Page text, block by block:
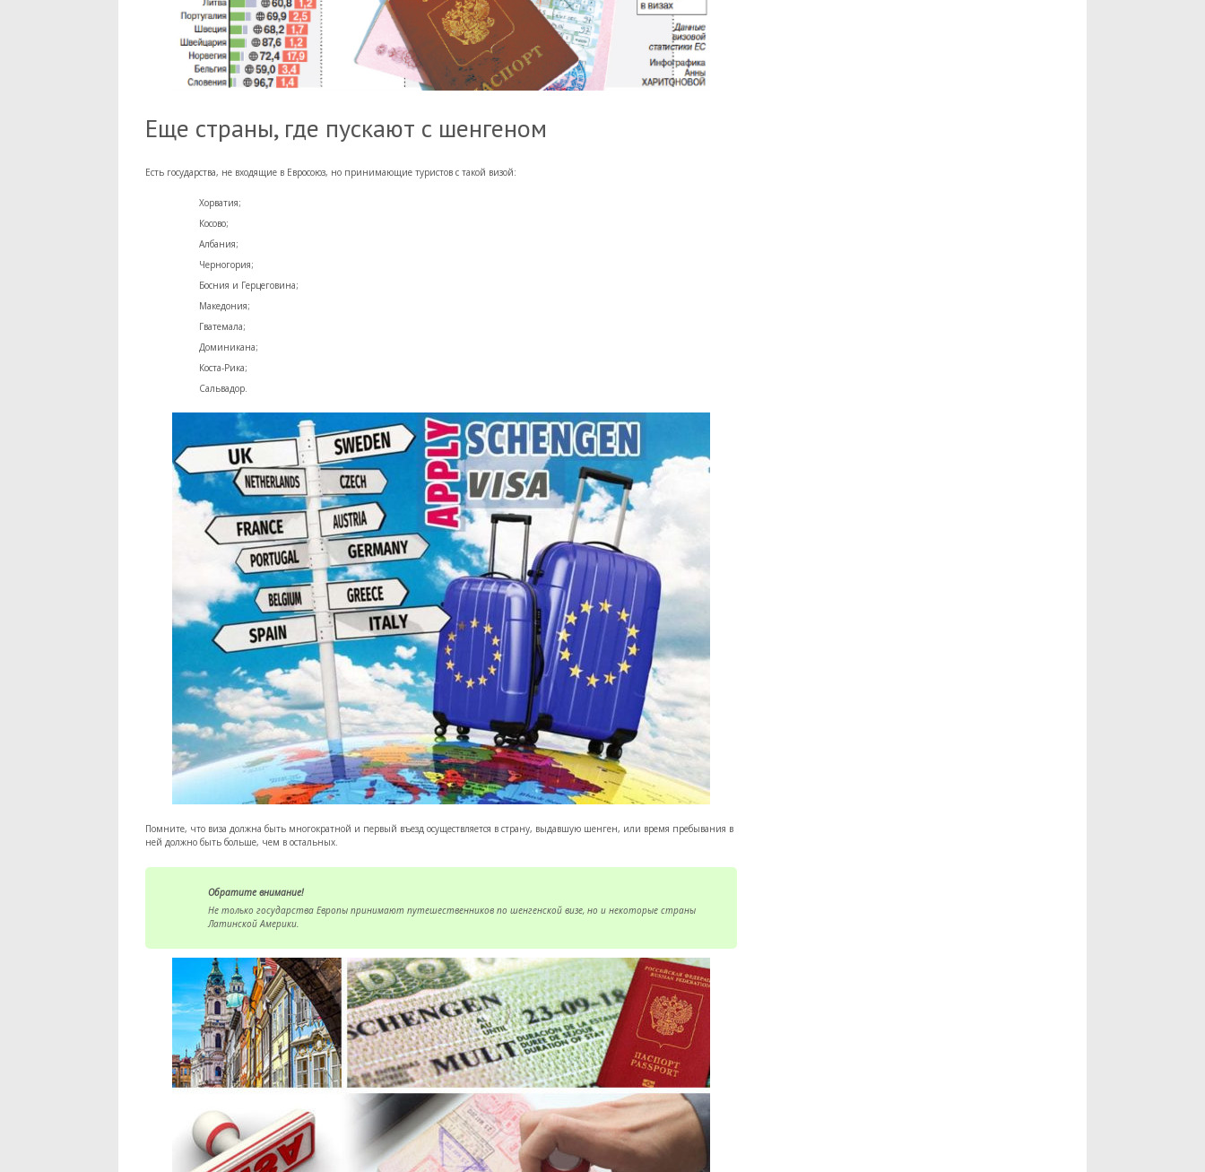
Еще страны, где пускают с шенгеном
Есть государства, не входящие в Евросоюз, но принимающие туристов с такой визой:
Хорватия;
Косово;
Албания;
Черногория;
Босния и Герцеговина;
Македония;
Гватемала;
Доминикана;
Коста-Рика;
Сальвадор.
Помните, что виза должна быть многократной и первый въезд осуществляется в страну, выдавшую шенген, или время пребывания в
ней должно быть больше, чем в остальных.
Обратите внимание!
Не только государства Европы принимают путешественников по шенгенской визе, но и некоторые страны
Латинской Америки.